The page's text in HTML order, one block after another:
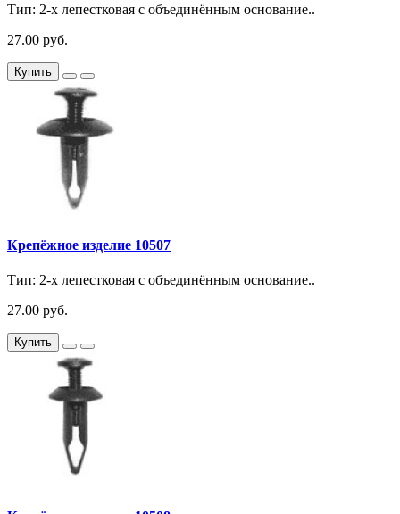
Тип: 2-х лепестковая с объединённым основание..
27.00 руб.
Купить
Крепёжное изделие 10507
Тип: 2-х лепестковая с объединённым основание..
27.00 руб.
Купить